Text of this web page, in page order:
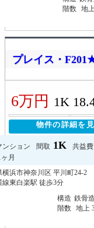
階数 地
プレイス・
6万円 1K
物件の詳細を
ンション 間取 1K 共益
月
横浜市神奈川区 平川町24-2
線東白楽駅 徒歩3分
構造 鉄骨造
階数 地上